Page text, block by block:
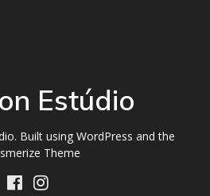
Estúdio
Built using WordPress and the
Theme